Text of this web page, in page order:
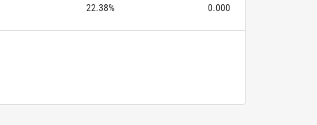
22.38% 0.000